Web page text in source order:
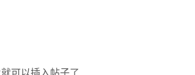
可以插入帖子了